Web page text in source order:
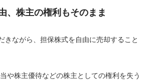
、株主の権利もそのまま
きながら、担保株式を自由に売却すること
や株主優待などの株主としての権利を失う